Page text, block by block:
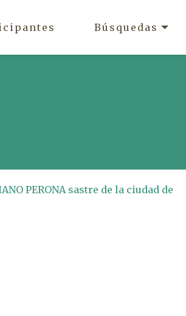
Búsquedas
PERONA sastre de la ciudad de